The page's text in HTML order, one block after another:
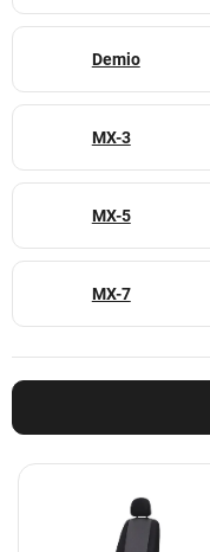
Demio
MX-3
MX-5
MX-7
V